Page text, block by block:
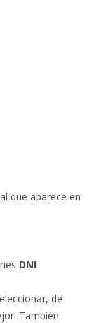
que aparece en
DNI
de
También